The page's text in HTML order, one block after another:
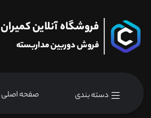
فروشگاه آنلاین کمیران
فروش دوربین مداربسته
دسته بندی صفحه اصلی